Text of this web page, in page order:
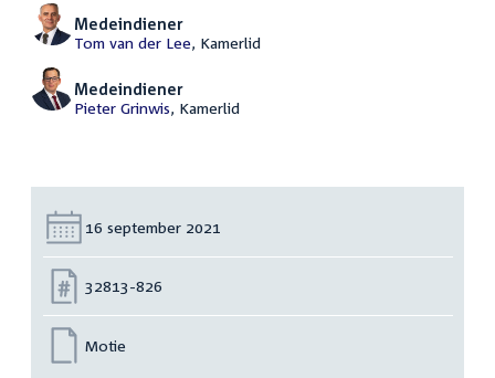
Medeindiener
Tom van der Lee, Kamerlid
Medeindiener
Pieter Grinwis, Kamerlid
Datum:
16 september 2021
Nummer:
32813-826
Motie